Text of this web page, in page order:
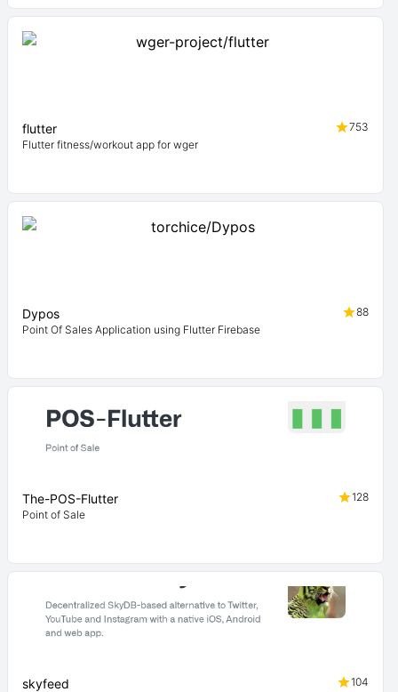
flutter
753
Flutter fitness/workout app for wger
Dypos
88
Point Of Sales Application using Flutter Firebase
The-POS-Flutter
128
Point of Sale
skyfeed
104